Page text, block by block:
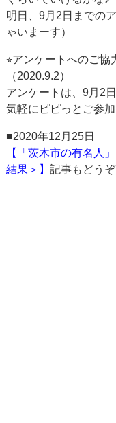
明日、9月2日までの
ゃいまーす）
⭐︎アンケートへのご協
（2020.9.2）
アンケートは、9月2
気軽にピピっとご参
■2020年12月25日
【「茨木市の有名人
結果＞】記事もどうぞ